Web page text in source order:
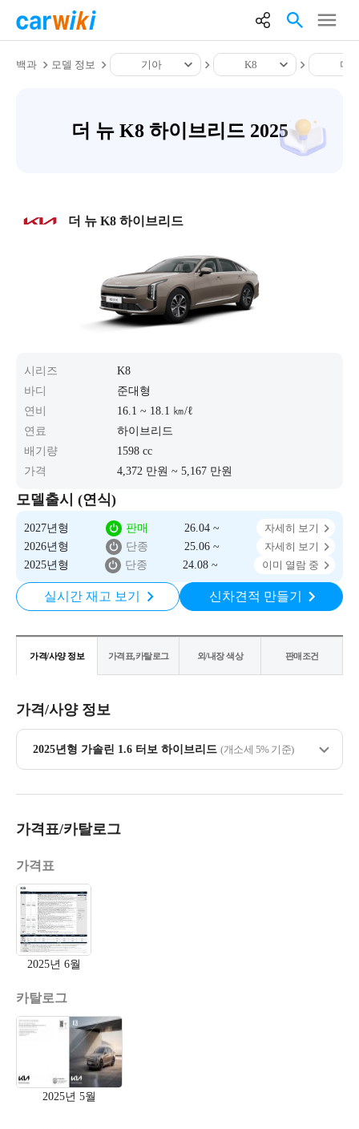
백과 모델 정보 기아 K8 더
더 뉴 K8 하이브리드 2025
더 뉴 K8 하이브리드
시리즈
K8
바디
준대형
연비
16.1 ~ 18.1 ㎞/ℓ
연료
하이브리드
배기량
1598 cc
가격
4,372 만원 ~ 5,167 만원
모델출시 (연식)
2027년형 판매 26.04 ~
자세히 보기
2026년형
단종 25.06 ~
자세히 보기
2025년형
단종 24.08 ~ 이미 열람 중
실시간 재고 보기 신차견적 만들기
가격/사양 정보 가격표,카탈로그 외/내장 색상 판매조건
가격/사양 정보
2025년형 가솔린 1.6 터보 하이브리드 (개소세 5% 기준)
가격표/카탈로그
가격표
2025년 6월
카탈로그
2025년 5월